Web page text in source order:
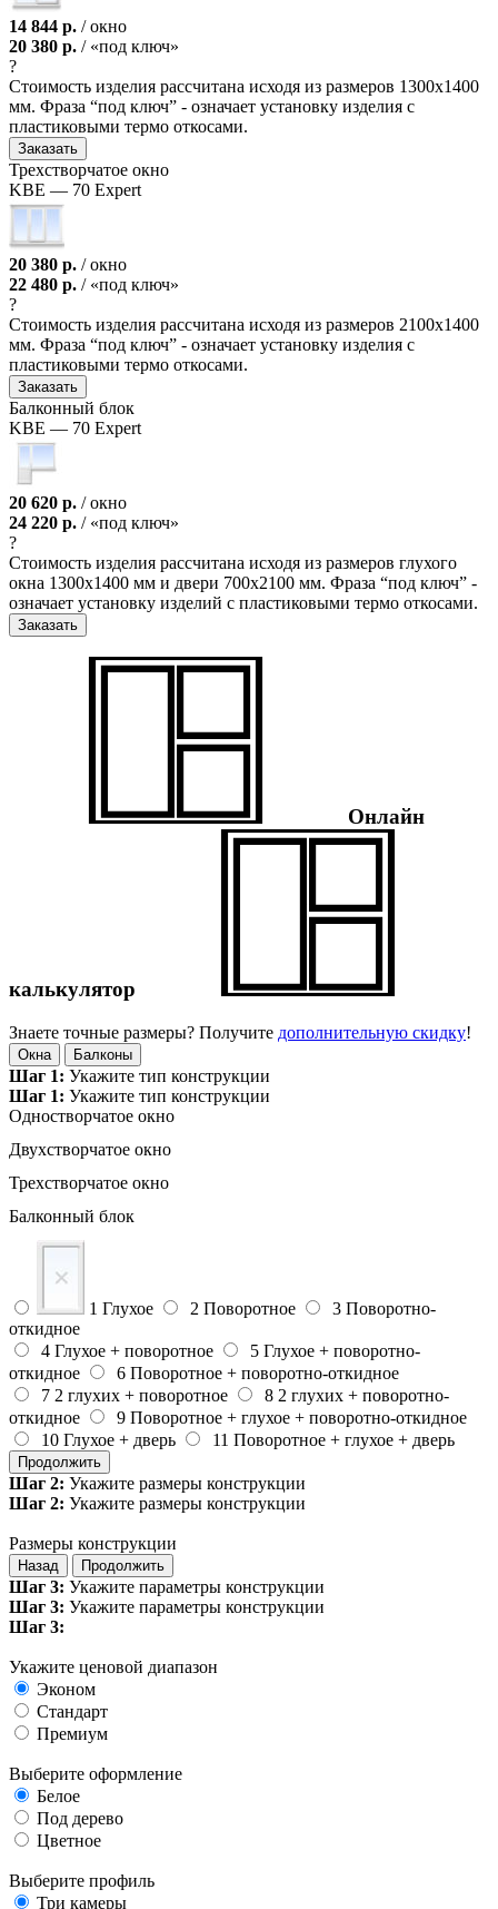
14 844 р. / окно
20 380 р. / «под ключ»
?
Стоимость изделия рассчитана исходя из размеров 1300х1400
мм. Фраза “под ключ” - означает установку изделия с
пластиковыми термо откосами.
Заказать
Трехствор­чатое окно
KBE — 70 Expert
20 380 р. / окно
22 480 р. / «под ключ»
?
Стоимость изделия рассчитана исходя из размеров 2100х1400
мм. Фраза “под ключ” - означает установку изделия с
пластиковыми термо откосами.
Заказать
Балконный блок
KBE — 70 Expert
20 620 р. / окно
24 220 р. / «под ключ»
?
Стоимость изделия рассчитана исходя из размеров глухого
окна 1300х1400 мм и двери 700х2100 мм. Фраза “под ключ” -
означает установку изделий с пластиковыми термо откосами.
Заказать
Онлайн
калькулятор
Знаете точные размеры? Получите дополнительную скидку!
Окна Балконы
Шаг 1: Укажите тип конструкции
Шаг 1: Укажите тип конструкции
Одноствор­чатое окно
Двухствор­чатое окно
Трехствор­чатое окно
Балконный блок
1 Глухое 2 Поворотное 3 Поворотно-
откидное
4 Глухое + поворотное 5 Глухое + поворотно-
откидное
6 Поворотное + поворотно-откидное
7 2 глухих + поворотное 8 2 глухих + поворотно-
откидное
9 Поворотное + глухое + поворотно-откидное
10 Глухое + дверь 11 Поворотное + глухое + дверь
Продолжить
Шаг 2: Укажите размеры конструкции
Шаг 2: Укажите размеры конструкции
Размеры конструкции
Назад Продолжить
Шаг 3: Укажите параметры конструкции
Шаг 3: Укажите параметры конструкции
Шаг 3:
Укажите ценовой диапазон
Эконом
Стандарт
Премиум
Выберите оформление
Белое
Под дерево
Цветное
Выберите профиль
Три камеры